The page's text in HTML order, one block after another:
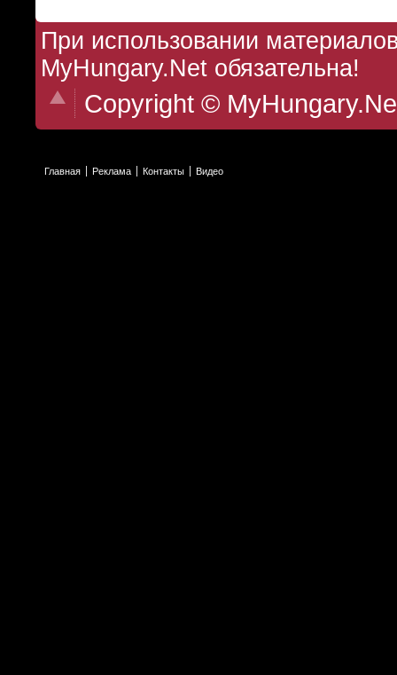
При использовании
MyHungary.Net обязательна!
Copyright ©
Главная Реклама Контакты Видео